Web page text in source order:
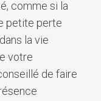
comme si la
petite perte
la vie
votre
de faire